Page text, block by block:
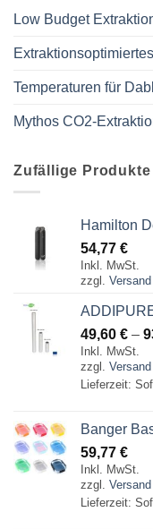
Low Budget
Temperaturen für
Mythos CO2-
Zufällige Produkte
Hamilton
54,77 €
Inkl. MwSt.
zzgl. Versand
49,60 € –
Inkl. MwSt.
zzgl. Versand
Lieferzeit:
Banger
59,77 €
Inkl. MwSt.
zzgl. Versand
Lieferzeit: